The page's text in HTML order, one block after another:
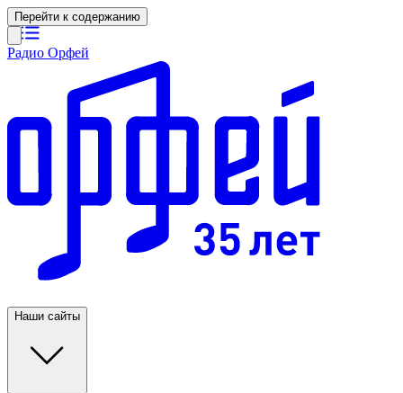
Перейти к содержанию
Радио Орфей
Наши сайты